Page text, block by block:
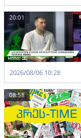
20:01
2026/08/06 10:28
08:58